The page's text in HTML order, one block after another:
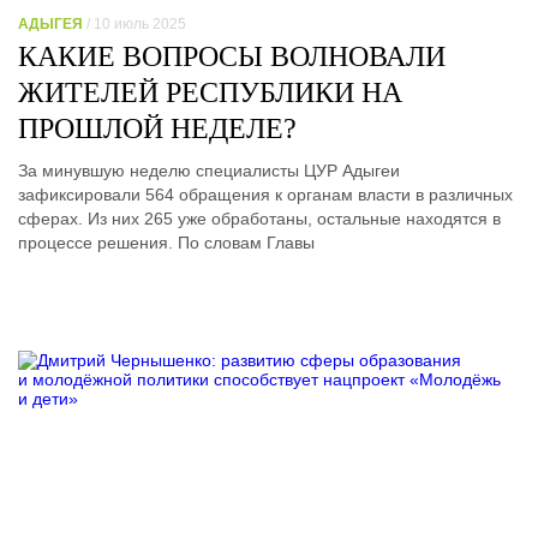
АДЫГЕЯ / 10 июль 2025
КАКИЕ ВОПРОСЫ ВОЛНОВАЛИ
ЖИТЕЛЕЙ РЕСПУБЛИКИ НА
ПРОШЛОЙ НЕДЕЛЕ?
За минувшую неделю специалисты ЦУР Адыгеи
зафиксировали 564 обращения к органам власти в различных
сферах. Из них 265 уже обработаны, остальные находятся в
процессе решения. По словам Главы